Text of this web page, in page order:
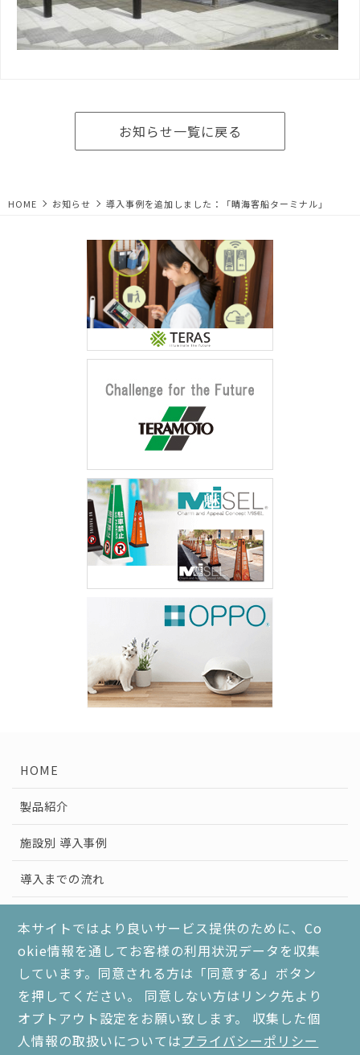
お知らせ一覧に戻る
HOME お知らせ 導入事例を追加しました：「晴海客船ターミナル」
本サイトではより良いサービス提供のために、Co
okie情報を通してお客様の利用状況データを収集
しています。同意される方は「同意する」ボタン
を押してください。 同意しない方はリンク先より
オプトアウト設定をお願い致します。 収集した個
人情報の取扱いについてはプライバシーポリシー
HOME
製品紹介
施設別 導入事例
導入までの流れ
よくあるご質問
個人情報保護方針
会社情報